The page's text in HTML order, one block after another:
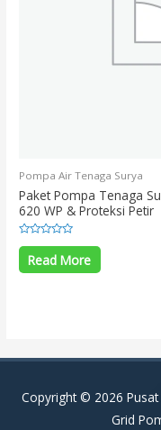
Pompa Air Tenaga Surya
Paket Pompa Tenaga
620 WP & Proteksi Petir
Rated
out
of
Read More
Copyright © 2026
Grid